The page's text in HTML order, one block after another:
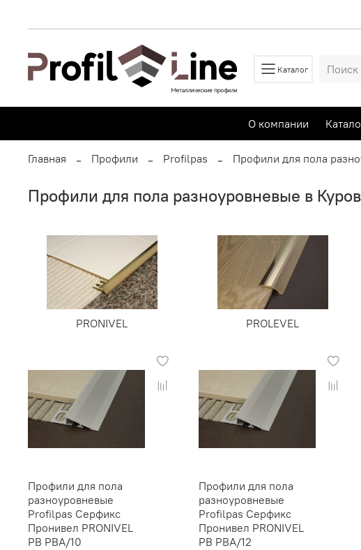
Каталог
О компании
Главная Профили Profilpas Профили для пола
Профили для пола разноуровневые в
PRONIVEL PROLEVEL
Профили для пола
разноуровневые
Profilpas Серфикс
Пронивел PRONIVEL
PB PBA/10
Профили для пола
разноуровневые
Profilpas Серфикс
Пронивел PRONIVEL
PB PBA/12